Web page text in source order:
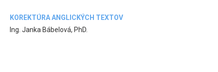
KOREKTÚRA ANGLICKÝCH TEXTOV
Ing. Janka Bábelová, PhD.